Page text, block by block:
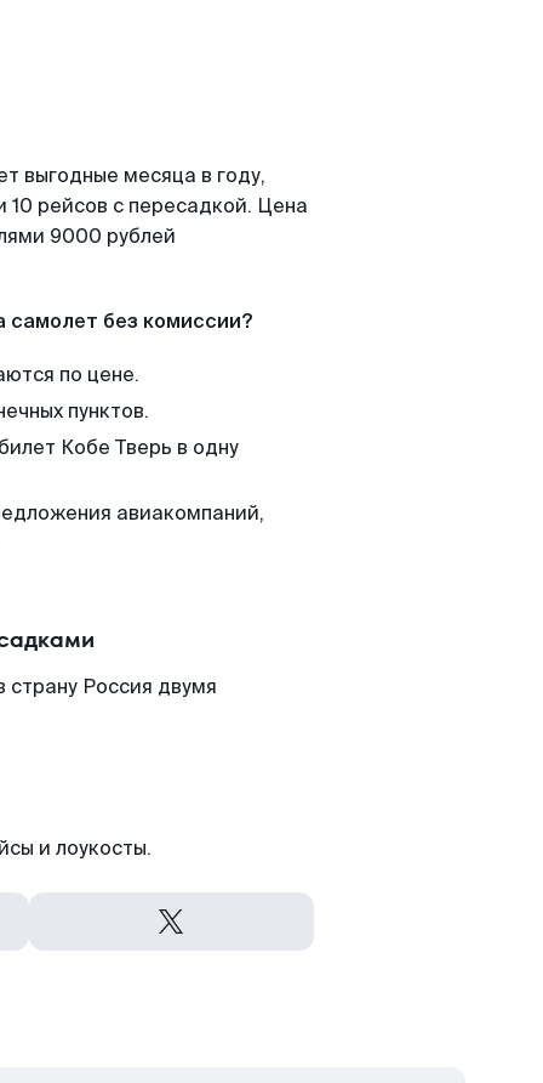
выгодные месяца в году,
рейсов с пересадкой. Цена
9000 рублей
самолет без комиссии?
по цене.
пунктов.
Кобе Тверь в одну
авиакомпаний,
Россия двумя
и лоукосты.